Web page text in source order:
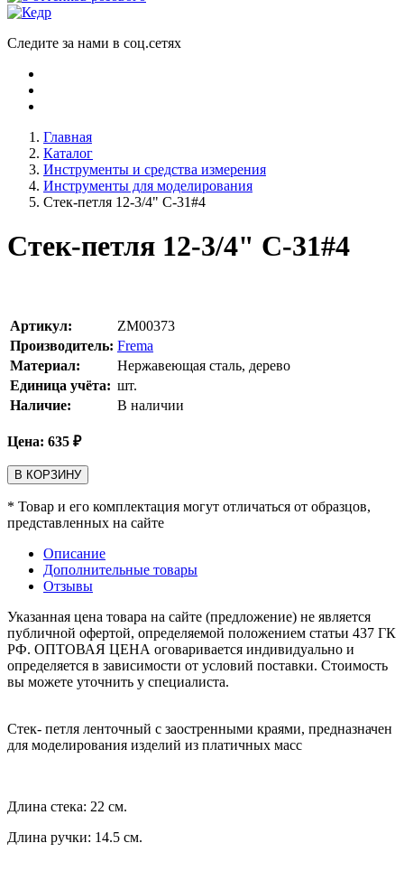
Следите за нами в соц.сетях
Главная
Каталог
Инструменты и средства измерения
Инструменты для моделирования
Стек-петля 12-3/4" C-31#4
Стек-петля 12-3/4" C-31#4
Артикул:
ZM00373
Производитель: Frema
Материал:
Нержавеющая сталь, дерево
Единица учёта: шт.
Наличие:
В наличии
Цена: 635 ₽
В КОРЗИНУ
* Товар и его комплектация могут отличаться от образцов,
представленных на сайте
Описание
Дополнительные товары
Отзывы
Указанная цена товара на сайте (предложение) не является
публичной офертой, определяемой положением статьи 437 ГК
РФ. ОПТОВАЯ ЦЕНА оговаривается индивидуально и
определяется в зависимости от условий поставки. Стоимость
вы можете уточнить у специалиста.
Стек- петля ленточный с заостренными краями, предназначен
для моделирования изделий из платичных масс
Длина стека: 22 см.
Длина ручки: 14.5 см.